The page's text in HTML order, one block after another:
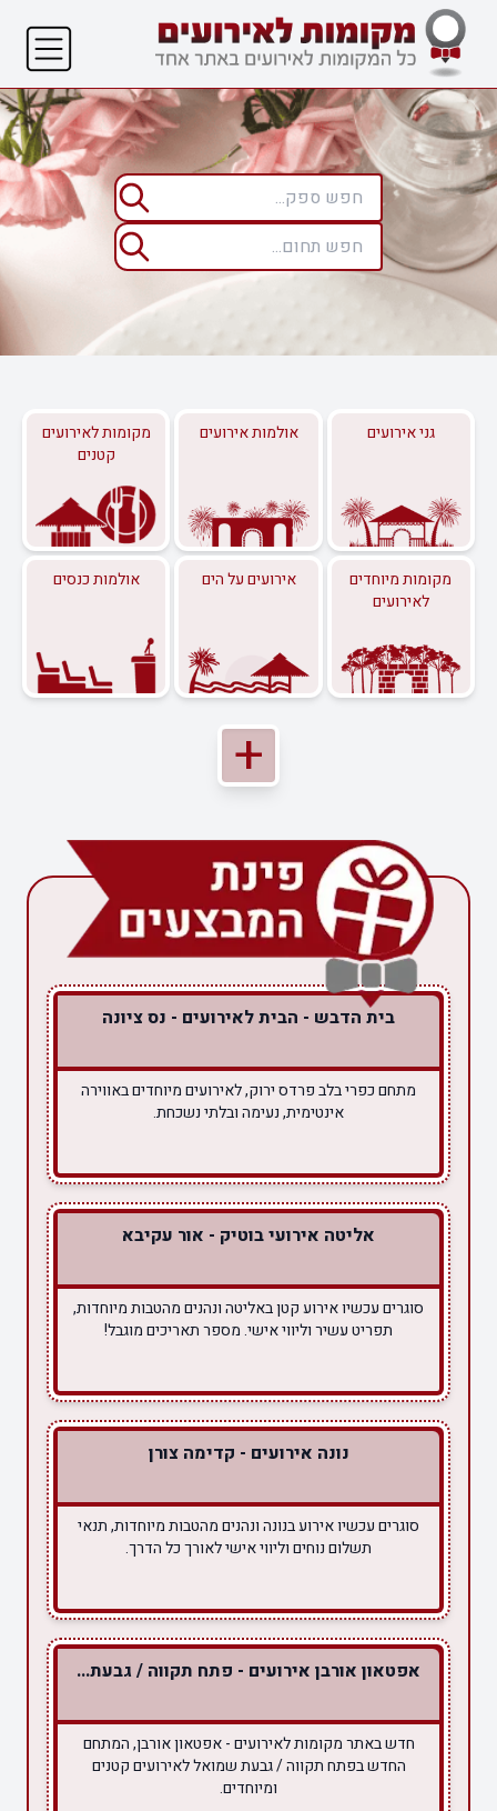
גני אירועים אולמות אירועים
מקומות לאירועים
קטנים
מקומות מיוחדים
לאירועים
אירועים על הים אולמות כנסים
+
בית הדבש - הבית לאירועים - נס ציונה
מתחם כפרי בלב פרדס ירוק, לאירועים מיוחדים באווירה
אינטימית, נעימה ובלתי נשכחת.
אליטה אירועי בוטיק - אור עקיבא
סוגרים עכשיו אירוע קטן באליטה ונהנים מהטבות מיוחדות,
תפריט עשיר וליווי אישי. מספר תאריכים מוגבל!
נונה אירועים - קדימה צורן
סוגרים עכשיו אירוע בנונה ונהנים מהטבות מיוחדות, תנאי
תשלום נוחים וליווי אישי לאורך כל הדרך.
אפטאון אורבן אירועים - פתח תקווה / גבעת...
חדש באתר מקומות לאירועים - אפטאון אורבן, המתחם
החדש בפתח תקווה / גבעת שמואל לאירועים קטנים
ומיוחדים.